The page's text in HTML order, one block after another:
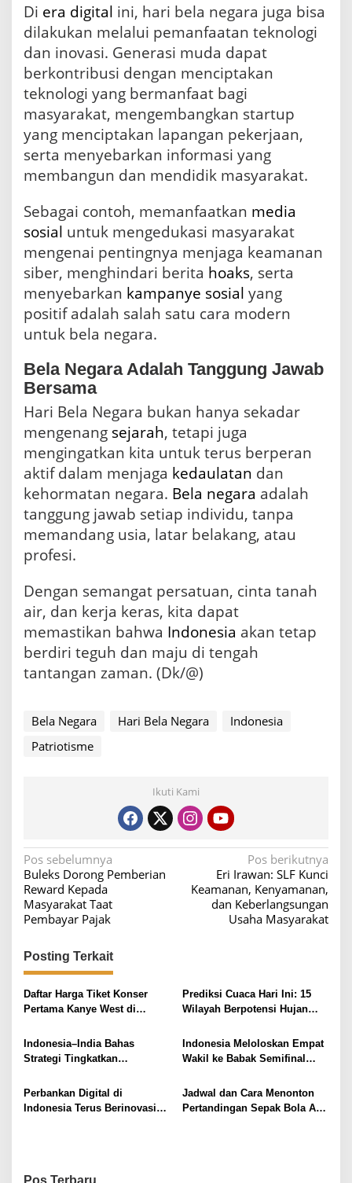
Di era digital ini, hari bela negara juga bisa
dilakukan melalui pemanfaatan teknologi
dan inovasi. Generasi muda dapat
berkontribusi dengan menciptakan
teknologi yang bermanfaat bagi
masyarakat, mengembangkan startup
yang menciptakan lapangan pekerjaan,
serta menyebarkan informasi yang
membangun dan mendidik masyarakat.
Sebagai contoh, memanfaatkan media
sosial untuk mengedukasi masyarakat
mengenai pentingnya menjaga keamanan
siber, menghindari berita hoaks, serta
menyebarkan kampanye sosial yang
positif adalah salah satu cara modern
untuk bela negara.
Bela Negara Adalah Tanggung Jawab
Bersama
Hari Bela Negara bukan hanya sekadar
mengenang sejarah, tetapi juga
mengingatkan kita untuk terus berperan
aktif dalam menjaga kedaulatan dan
kehormatan negara. Bela negara adalah
tanggung jawab setiap individu, tanpa
memandang usia, latar belakang, atau
profesi.
Dengan semangat persatuan, cinta tanah
air, dan kerja keras, kita dapat
memastikan bahwa Indonesia akan tetap
berdiri teguh dan maju di tengah
tantangan zaman. (Dk/@)
Bela Negara Hari Bela Negara
Indonesia
Patriotisme
Ikuti Kami
N
a
v
i
g
a
s
i
o
Pos sebelumnya
Buleks Dorong Pemberian
Reward Kepada
Masyarakat Taat
Pembayar Pajak
Pos berikutnya
Eri Irawan: SLF Kunci
Keamanan, Kenyamanan,
dan Keberlangsungan
Usaha Masyarakat
Posting Terkait
Daftar Harga Tiket Konser
Pertama Kanye West di
Prediksi Cuaca Hari Ini: 15
Wilayah Berpotensi Hujan
Indonesia–India Bahas
Strategi Tingkatkan
Era Digital
Indonesia Meloloskan Empat
Wakil ke Babak Semifinal
2026
Perbankan Digital di
Indonesia Terus Berinovasi
Jadwal dan Cara Menonton
Pertandingan Sepak Bola AFF
Pos Terbaru